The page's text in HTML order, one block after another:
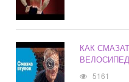
КАК
5161